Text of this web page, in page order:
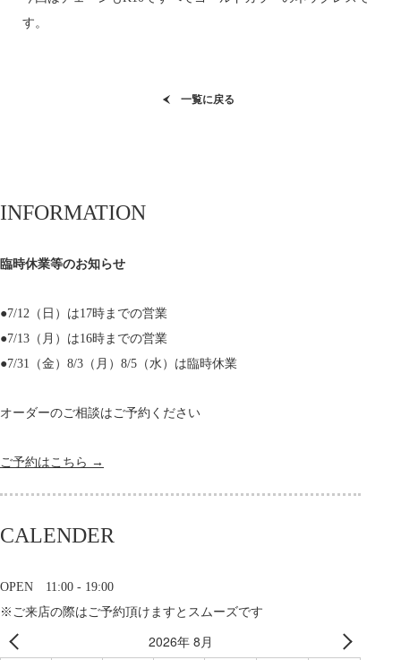
す。
一覧に戻る
INFORMATION
臨時休業等のお知らせ
●7/12（日）は17時までの営業
●7/13（月）は16時までの営業
●7/31（金）8/3（月）8/5（水）は臨時休業
オーダーのご相談はご予約ください
ご予約はこちら →
CALENDER
OPEN 11:00 - 19:00
※ご来店の際はご予約頂けますとスムーズです
2026年 8月